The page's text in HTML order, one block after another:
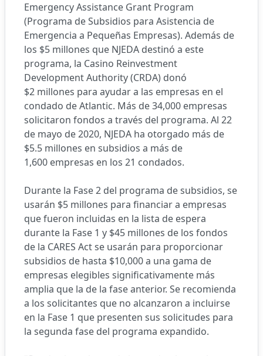
Emergency Assistance Grant Program
(Programa de Subsidios para Asistencia de
Emergencia a Pequeñas Empresas). Además de
los $5 millones que NJEDA destinó a este
programa, la Casino Reinvestment
Development Authority (CRDA) donó
$2 millones para ayudar a las empresas en el
condado de Atlantic. Más de 34,000 empresas
solicitaron fondos a través del programa. Al 22
de mayo de 2020, NJEDA ha otorgado más de
$5.5 millones en subsidios a más de
1,600 empresas en los 21 condados.
Durante la Fase 2 del programa de subsidios, se
usarán $5 millones para financiar a empresas
que fueron incluidas en la lista de espera
durante la Fase 1 y $45 millones de los fondos
de la CARES Act se usarán para proporcionar
subsidios de hasta $10,000 a una gama de
empresas elegibles significativamente más
amplia que la de la fase anterior. Se recomienda
a los solicitantes que no alcanzaron a incluirse
en la Fase 1 que presenten sus solicitudes para
la segunda fase del programa expandido.